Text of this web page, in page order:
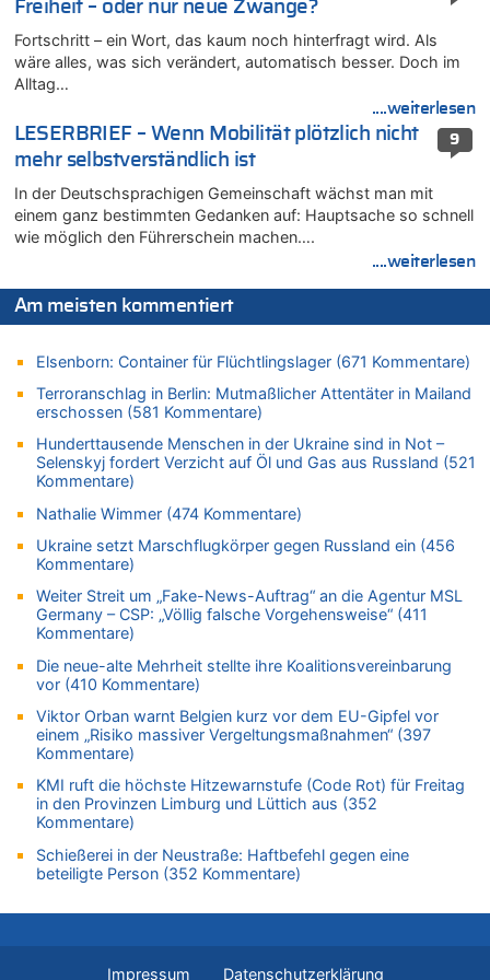
06.08.2026 - 12:41 von Hugo Egon Bernhard von Sinnen zu
Frau hörte Stimmen aus Haus des verstorbenen Nachbarn
06.08.2026 - 12:36 von Gärlinde zu
Aachen ab 11. August wieder Mekka des Pferdesports –
06.08.2026 - 12:26 von Guido Scholzen zu
Zweite Hitzewelle in diesem Sommer ist jetzt amtlich
06.08.2026 - 12:17 von Sparwasser zu
Zweite Hitzewelle in diesem Sommer ist jetzt amtlich
06.08.2026 - 12:13 von Dax zu
Zweite Hitzewelle in diesem Sommer ist jetzt amtlich
06.08.2026 - 12:13 von Heinz F. zu
Mehrere Menschen in Londons City niedergestochen
Zweite Hitzewelle in diesem Sommer ist jetzt amtlich
06.08.2026 - 12:08 von Medium zu
Frau hörte Stimmen aus Haus des verstorbenen Nachbarn
06.08.2026 - 11:52 von Hubert F. zu
Zweite Hitzewelle in diesem Sommer ist jetzt amtlich
Zweite Hitzewelle in diesem Sommer ist jetzt amtlich
06.08.2026 - 11:42 von Willi Müller zu
Eschweiler: 16-Jähriger soll seine Oma ermordet haben
06.08.2026 - 11:35 von ne Hondsjong zu
Zweite Hitzewelle in diesem Sommer ist jetzt amtlich
06.08.2026 - 11:11 von Dax zu
Wie kam es zur Ceuta-Krise?
06.08.2026 - 10:39 von Mungo zu
Wasserstand des Rheins in NRW so niedrig wie noch nie
06.08.2026 - 10:34 von Ostbelgien Direkt zu
Tessa Wullaert knackt die 100-Tore-Marke für die Red Flames
06.08.2026 - 10:20 von Dax zu
06.08.2026 - 10:18 von Dax zu
06.08.2026 - 10:16 von Dax zu
Freiheit – oder nur neue Zwänge?
Fortschritt – ein Wort, das kaum noch hinterfragt wird. Als
wäre alles, was sich verändert, automatisch besser. Doch im
Alltag…
....weiterlesen
9
LESERBRIEF – Wenn Mobilität plötzlich nicht
mehr selbstverständlich ist
In der Deutschsprachigen Gemeinschaft wächst man mit
einem ganz bestimmten Gedanken auf: Hauptsache so schnell
wie möglich den Führerschein machen….
....weiterlesen
Am meisten kommentiert
Elsenborn: Container für Flüchtlingslager (671 Kommentare)
Terroranschlag in Berlin: Mutmaßlicher Attentäter in Mailand
erschossen (581 Kommentare)
Hunderttausende Menschen in der Ukraine sind in Not –
Selenskyj fordert Verzicht auf Öl und Gas aus Russland (521
Kommentare)
Nathalie Wimmer (474 Kommentare)
Ukraine setzt Marschflugkörper gegen Russland ein (456
Kommentare)
Weiter Streit um „Fake-News-Auftrag“ an die Agentur MSL
Germany – CSP: „Völlig falsche Vorgehensweise“ (411
Kommentare)
Die neue-alte Mehrheit stellte ihre Koalitionsvereinbarung
vor (410 Kommentare)
Viktor Orban warnt Belgien kurz vor dem EU-Gipfel vor
einem „Risiko massiver Vergeltungsmaßnahmen“ (397
Kommentare)
KMI ruft die höchste Hitzewarnstufe (Code Rot) für Freitag
in den Provinzen Limburg und Lüttich aus (352
Kommentare)
Schießerei in der Neustraße: Haftbefehl gegen eine
beteiligte Person (352 Kommentare)
Impressum Datenschutzerklärung